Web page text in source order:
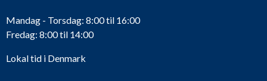
Mandag - Torsdag: 8:00 til 16:00
Fredag: 8:00 til 14:00
Lokal tid i Denmark